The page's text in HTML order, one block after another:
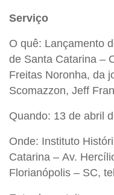
Serviço
O quê: Lançamento
de Santa Catarina –
Freitas Noronha, da
Scomazzon, Jeff
Quando: 13 de abril
Onde: Instituto
Catarina – Av.
Florianópolis – SC,